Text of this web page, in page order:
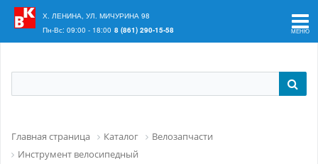
Ваш регион:
Х. ЛЕНИНА, УЛ. МИЧУРИНА 98
Пн-Вс: 09:00 - 18:00 8 (861) 290-15-58
Главная страница Каталог
Велозапчасти
Инструмент велосипедный